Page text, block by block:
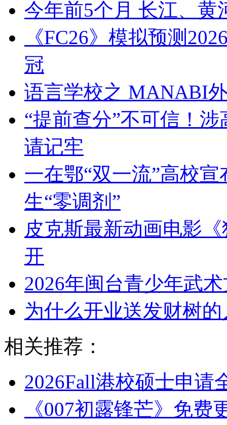
今年前5个月 长江、黄
《FC26》模拟预测
冠
语言学校之 MANABI
“提前查分”不可信！
请记牢
一在鄂“双一流”高校
生“零调剂”
皮克斯最新动画电影
开
2026年闽台青少年武
为什么开业送发财树
相关推荐：
2026Fall港校硕士申请
《007初露锋芒》免